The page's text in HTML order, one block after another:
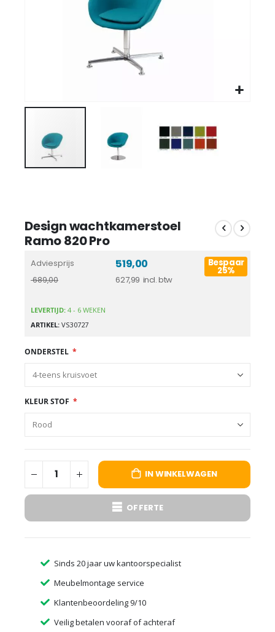
Design wachtkamerstoel
Ramo 820 Pro
Adviesprijs
689,00 627,99
519,00 Bespaar
25%
LEVERTIJD: 4 - 6 WEKEN
ARTIKEL VS30727
ONDERSTEL
KLEUR STOF
IN WINKELWAGEN
OFFERTE
Sinds 20 jaar uw kantoorspecialist
Meubelmontage service
Klantenbeoordeling 9/10
Veilig betalen vooraf of achteraf